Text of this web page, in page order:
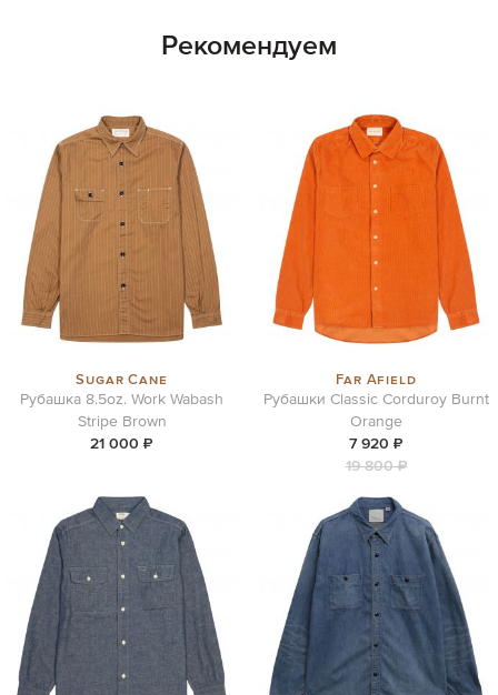
Рекомендуем
Sugar Cane
Рубашка 8.5oz. Work Wabash
Stripe Brown
21 000 ₽
Far Afield
Рубашки Classic Corduroy Burnt
Orange
7 920 ₽
19 800 ₽